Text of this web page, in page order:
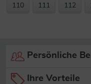
110 111 112
Persönliche
Ihre Vorteile